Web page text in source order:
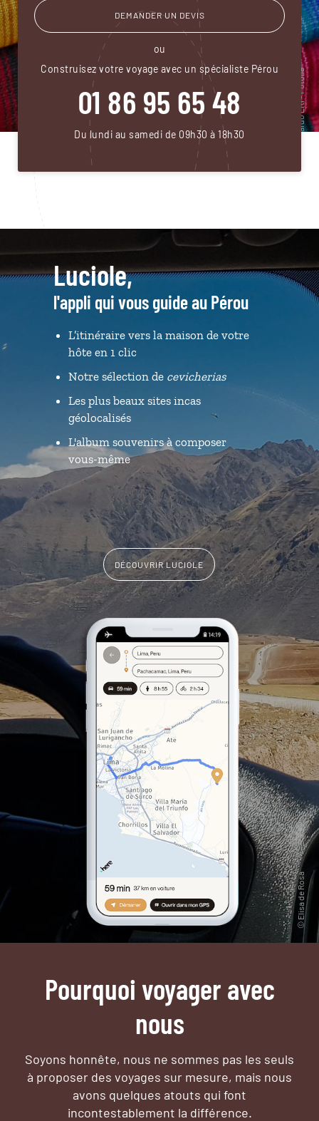
DEMANDER UN DEVIS
ou
Construisez votre voyage avec un spécialiste Pérou
01 86 95 65 48
Du lundi au samedi de 09h30 à 18h30
Luciole,
l'appli qui vous guide au Pérou
L’itinéraire vers la maison de votre
hôte en 1 clic
Notre sélection de cevicherias
Les plus beaux sites incas
géolocalisés
L'album souvenirs à composer
vous-même
DÉCOUVRIR LUCIOLE
Pourquoi voyager avec
nous
Soyons honnête, nous ne sommes pas les seuls
à proposer des voyages sur mesure, mais nous
avons quelques atouts qui font
incontestablement la différence.